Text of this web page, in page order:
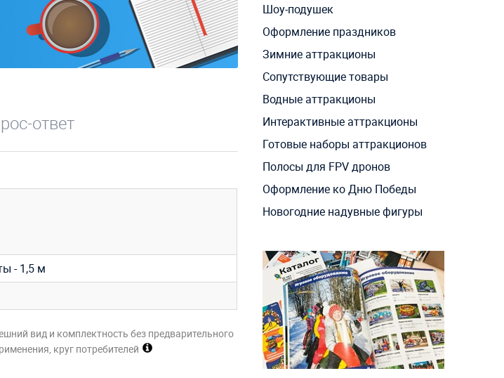
ответ
- 1,5 м
вид и комплектность без предварительного
круг потребителей
Шоу-подушек
Оформление праздников
Зимние аттракционы
Сопутствующие товары
Водные аттракционы
Интерактивные аттракционы
Готовые наборы аттракционов
Полосы для FPV дронов
Оформление ко Дню Победы
Новогодние надувные фигуры